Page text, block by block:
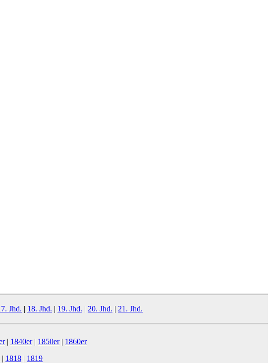
Jhd. | 18. Jhd. | 19. Jhd. | 20. Jhd. | 21. Jhd.
| 1840er| 1850er| 1860er
| 1818 | 1819